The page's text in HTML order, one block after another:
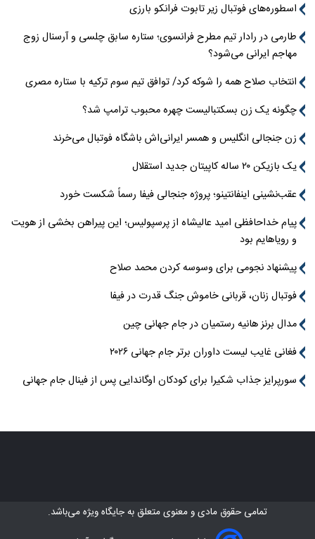
اسطوره‌های فوتبال زیر تابوت فرانکو بارزی
طارمی در رادار تیم مطرح فرانسوی؛ ستاره سابق چلسی و آرسنال زوج
مهاجم ایرانی می‌شود؟
انتخاب صلاح همه را شوکه کرد/ توافق تیم سوم ترکیه با ستاره مصری
چگونه یک زن بسکتبالیست چهره محبوب ترامپ شد؟
زن جنجالی انگلیس و همسر ایرانی‌اش باشگاه فوتبال می‌خرند
یک بازیکن ۲۰ ساله کاپیتان جدید استقلال
عقب‌نشینی اینفانتینو؛ پروژه جنجالی فیفا رسماً شکست خورد
پیام خداحافظی امید عالیشاه از پرسپولیس؛ این پیراهن بخشی از هویت
و رویاهایم بود
پیشنهاد نجومی برای وسوسه کردن محمد صلاح
فوتبال زنان، قربانی خاموش جنگ قدرت در فیفا
مدال برنز هانیه رستمیان در جام جهانی چین
فغانی غایب لیست داوران برتر جام جهانی ۲۰۲۶
سورپرایز جذاب شکیرا برای کودکان اوگاندایی پس از فینال جام جهانی
تمامی حقوق مادی و معنوی متعلق بهجایگاه ویژهمی‌باشد.